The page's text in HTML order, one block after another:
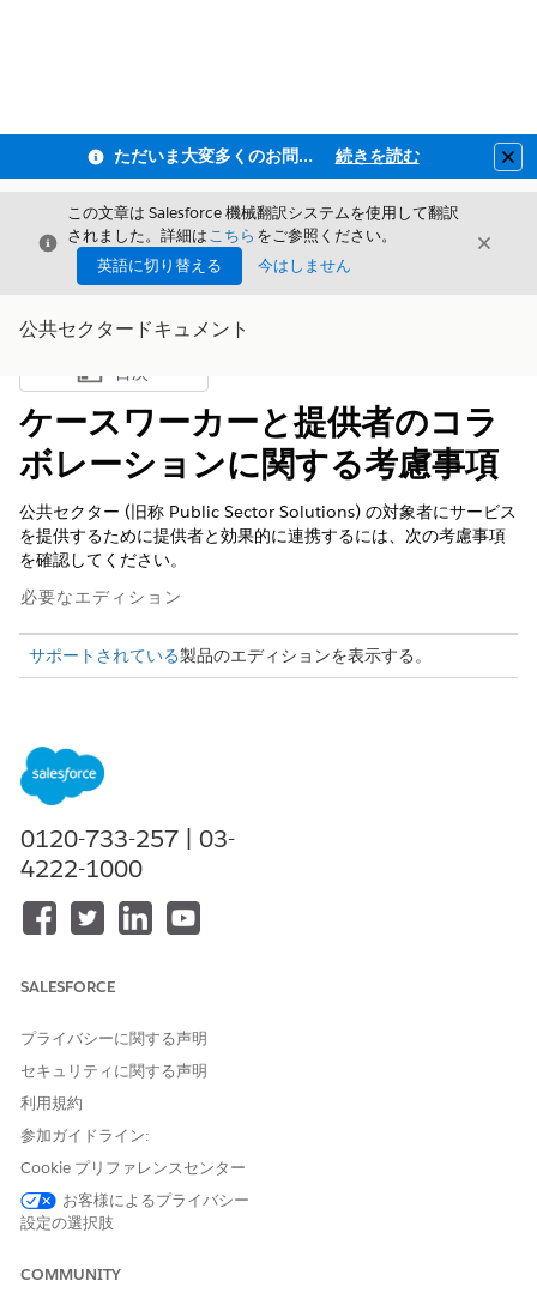
ただいま大変多くのお問い合わせをいただいており、ご連絡までにお時間を頂戴しております 続きを読む
閉じる
この文章は Salesforce 機械翻訳システムを使用して翻訳
されました。詳細はこちら をご参照ください。
英語に切り替える
今はしません
閉じる
公共セクタードキュメント
目次を表示
目次
ケースワーカーと提供者のコラ
ボレーションに関する考慮事項
公共セクター (旧称 Public Sector Solutions) の対象者にサービス
を提供するために提供者と効果的に連携するには、次の考慮事項
を確認してください。
必要なエディション
サポートされている製品のエディションを表示する。
当てと取引先は、新しい提供者の関連レコードで更新されませ
ん。
対象者の認定プロバイダーを変更するには、新しいプロバイダ
ーの新しいプロバイダー紹介ガイド付きフローを開始します。
「Provider Referral Guided Flow
たは、別の報奨金割り当てを手動で作成し、新しい提供者と共
有します。
紹介の [Referral Outbound Source (紹介アウトバウンドソー
その場合、関連する給付支払がこれらの提供者に表示されま
「提供者管理アクセス」権限セットを持つユーザーのみが給付
スケジュールの [承認状況] 項目への参照・更新アクセス権を
持つため、ケースワーカーまたは内部ユーザーのみが給付スケ
ジュールを承認できます。他のユーザーには、[承認状況] に対
する「参照のみ」権限があります。
紹介を承認する前に、必ずすべての提供者の主担当者を指定
し、紹介の [提供者] 項目に提供者の取引先責任者またはヘル
スケア提供者のルックアップを指定します。ヘルスケア提供者
として有効になっている取引先責任者が含まれていることを確
0120-733-257 | 03-
4222-1000
SALESFORCE
プライバシーに関する声明
セキュリティに関する声明
利用規約
参加ガイドライン:
Cookie プリファレンスセンター
お客様によるプライバシー
設定の選択肢
COMMUNITY